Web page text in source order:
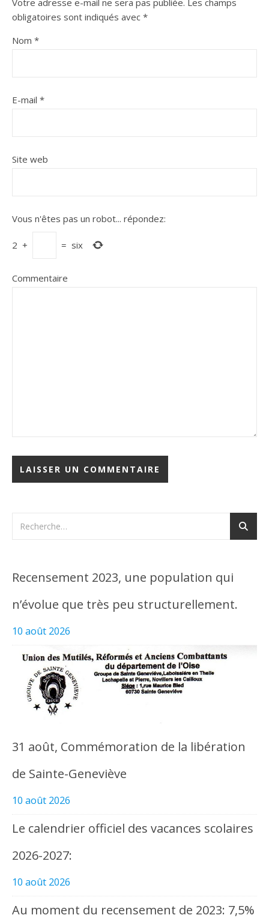
Votre adresse e-mail ne sera pas publiée. Les champs
obligatoires sont indiqués avec *
Nom *
E-mail *
Site web
Vous n'êtes pas un robot... répondez:
2 + = six
Commentaire
Recensement 2023, une population qui
n’évolue que très peu structurellement.
10 août 2026
31 août, Commémoration de la libération
de Sainte-Geneviève
10 août 2026
Le calendrier officiel des vacances scolaires
2026-2027:
10 août 2026
Au moment du recensement de 2023: 7,5%